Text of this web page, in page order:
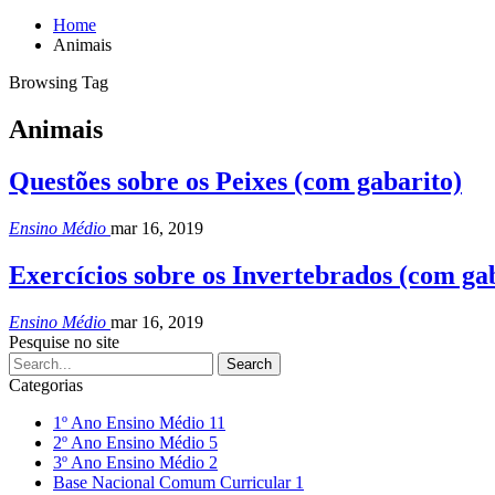
Home
Animais
Browsing Tag
Animais
Questões sobre os Peixes (com gabarito)
Ensino Médio mar 16, 2019
Exercícios sobre os Invertebrados (com
Ensino Médio mar 16, 2019
Pesquise no site
Categorias
1º Ano Ensino Médio 11
2º Ano Ensino Médio 5
3º Ano Ensino Médio 2
Base Nacional Comum Curricular 1